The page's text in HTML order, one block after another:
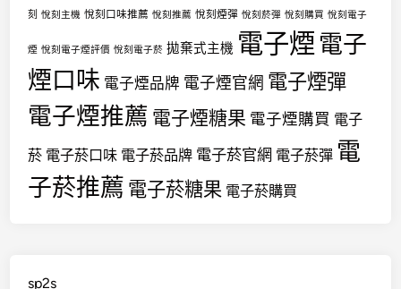
刻 悅刻主機 悅刻口味推薦 悅刻推薦 悅刻煙彈 悅刻菸彈 悅刻購買 悅刻電子
煙 悅刻電子煙評價 悅刻電子菸 拋棄式主機 電子煙 電子
煙口味 電子煙品牌 電子煙官網 電子煙彈
電子煙推薦 電子煙糖果 電子煙購買 電子
菸 電子菸口味 電子菸品牌 電子菸官網 電子菸彈 電
子菸推薦 電子菸糖果 電子菸購買
sp2s